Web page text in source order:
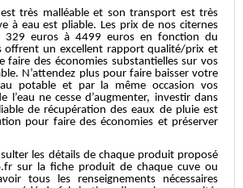
est très malléable et son transport est très
à eau est pliable. Les prix de nos citernes
329 euros à 4499 euros en fonction du
offrent un excellent rapport qualité/prix et
faire des économies substantielles sur vos
N’attendez plus pour faire baisser votre
potable et par la même occasion vos
l’eau ne cesse d’augmenter, investir dans
de récupération des eaux de pluie est
pour faire des économies et préserver
les détails de chaque produit proposé
sur la fiche produit de chaque cuve ou
tous les renseignements nécessaires